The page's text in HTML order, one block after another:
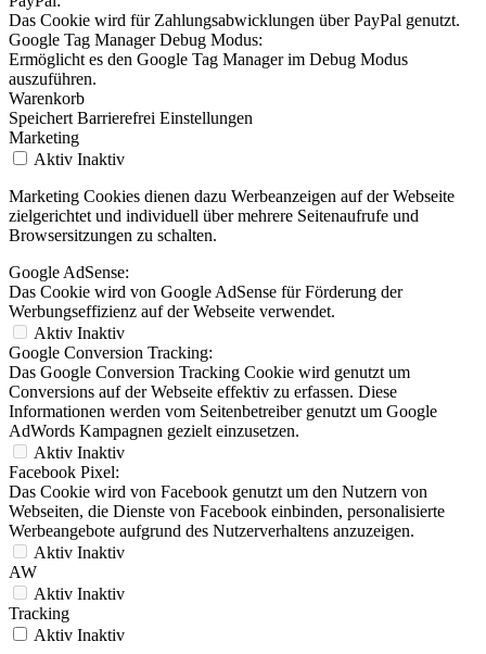
Das Cookie wird für Zahlungsabwicklungen über PayPal genutzt.
Google Tag Manager Debug Modus:
Ermöglicht es den Google Tag Manager im Debug Modus
auszuführen.
Warenkorb
Speichert Barrierefrei Einstellungen
Marketing
Aktiv Inaktiv
Marketing Cookies dienen dazu Werbeanzeigen auf der Webseite
zielgerichtet und individuell über mehrere Seitenaufrufe und
Browsersitzungen zu schalten.
Google AdSense:
Das Cookie wird von Google AdSense für Förderung der
Werbungseffizienz auf der Webseite verwendet.
Aktiv Inaktiv
Google Conversion Tracking:
Das Google Conversion Tracking Cookie wird genutzt um
Conversions auf der Webseite effektiv zu erfassen. Diese
Informationen werden vom Seitenbetreiber genutzt um Google
AdWords Kampagnen gezielt einzusetzen.
Aktiv Inaktiv
Facebook Pixel:
Das Cookie wird von Facebook genutzt um den Nutzern von
Webseiten, die Dienste von Facebook einbinden, personalisierte
Werbeangebote aufgrund des Nutzerverhaltens anzuzeigen.
Aktiv Inaktiv
AW
Aktiv Inaktiv
Tracking
Aktiv Inaktiv